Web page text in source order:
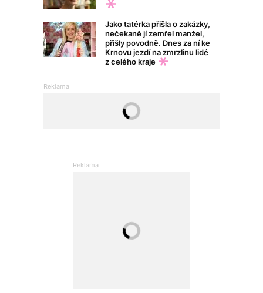
Jako tatérka přišla o zakázky,
nečekaně jí zemřel manžel,
přišly povodně. Dnes za ní ke
Krnovu jezdí na zmrzlinu lidé
z celého kraje